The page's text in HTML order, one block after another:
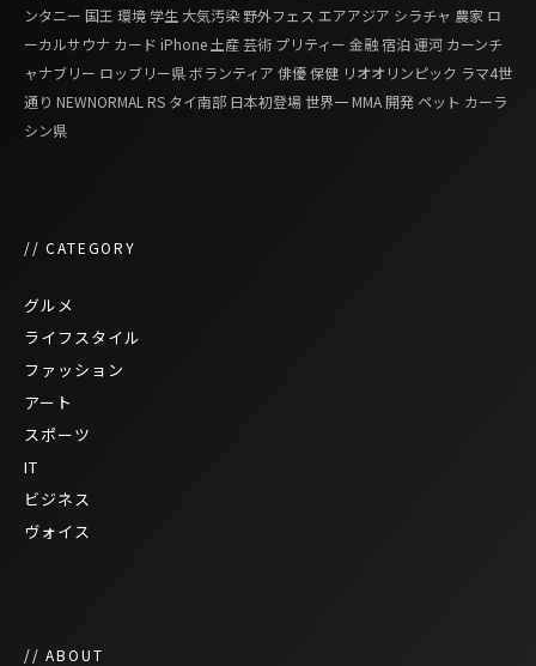
ンタニー 国王 環境 学生 大気汚染 野外フェス エアアジア シラチャ 農家 ロ
ーカルサウナ カード iPhone 土産芸術 プリティー 金融宿泊運河 カーンチ
ャナブリー ロッブリー県ボランティア 俳優保健 リオオリンピック ラマ4世
通り NEWNORMAL RS タイ南部 日本初登場世界一MMA 開発 ペット カーラ
シン県
// CATEGORY
グルメ
ライフスタイル
ファッション
アート
スポーツ
IT
ビジネス
ヴォイス
// ABOUT